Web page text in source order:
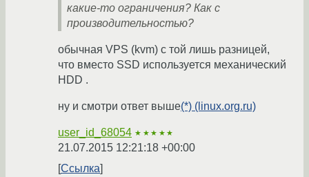
какие-то ограничения? Как с
производительностью?
обычная VPS (kvm) с той лишь разницей,
что вместо SSD используется механический
HDD .
ну и смотри ответ выше(*) (linux.org.ru)
user_id_68054 ★★★★★
21.07.2015 12:21:18 +00:00
Ссылка